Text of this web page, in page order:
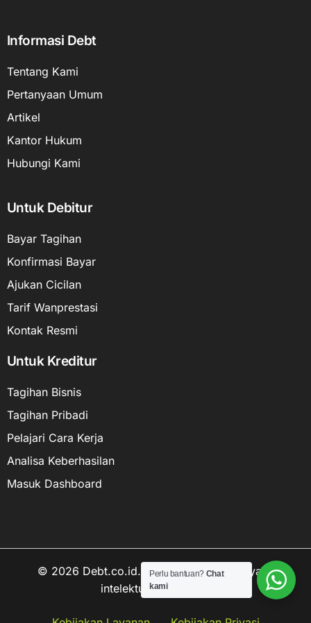
Informasi Debt
Tentang Kami
Pertanyaan Umum
Artikel
Kantor Hukum
Hubungi Kami
Untuk Debitur
Bayar Tagihan
Konfirmasi Bayar
Ajukan Cicilan
Tarif Wanprestasi
Kontak Resmi
Untuk Kreditur
Tagihan Bisnis
Tagihan Pribadi
Pelajari Cara Kerja
Analisa Keberhasilan
Masuk Dashboard
© 2026 Debt.co.id. Hak cipta data kekayaan
intelektual dilindungi.
Hubungi kami
Perlu bantuan? Chat
kami